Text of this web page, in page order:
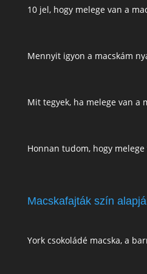
10 jel, hogy melege van a
Mennyit igyon a macskám
Mit tegyek, ha melege van a
Honnan tudom, hogy melege
Macskafajták szín
York csokoládé macska, a